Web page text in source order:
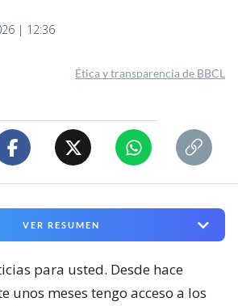
| 12:36
Ética y transparencia de BBCL
VER RESUMEN
para usted. Desde hace
unos meses tengo acceso a los